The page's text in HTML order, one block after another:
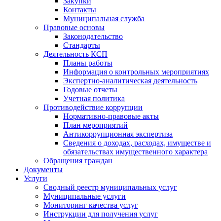
Контакты
Муниципальная служба
Правовые основы
Законодательство
Стандарты
Деятельность КСП
Планы работы
Информация о контрольных мероприятиях
Экспертно-аналитическая деятельность
Годовые отчеты
Учетная политика
Противодействие коррупции
Нормативно-правовые акты
План мероприятий
Антикоррупционная экспертиза
Сведения о доходах, расходах, имуществе и
обязательствах имущественного характера
Обращения граждан
Документы
Услуги
Сводный реестр муниципальных услуг
Муниципальные услуги
Мониторинг качества услуг
Инструкции для получения услуг